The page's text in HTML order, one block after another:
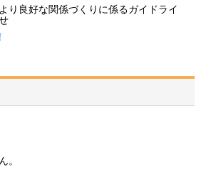
り良好な関係づくりに係るガイドライ
。